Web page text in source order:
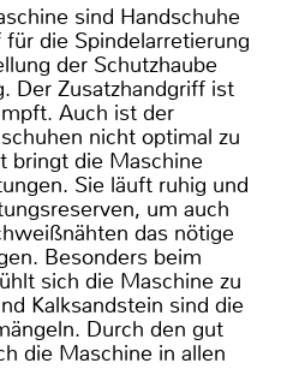
sind Handschuhe
die Spindelarretierung
der Schutzhaube
Der Zusatzhandgriff ist
Auch ist der
nicht optimal zu
bringt die Maschine
Sie läuft ruhig und
um auch
das nötige
Besonders beim
sich die Maschine zu
Kalksandstein sind die
Durch den gut
die Maschine in allen